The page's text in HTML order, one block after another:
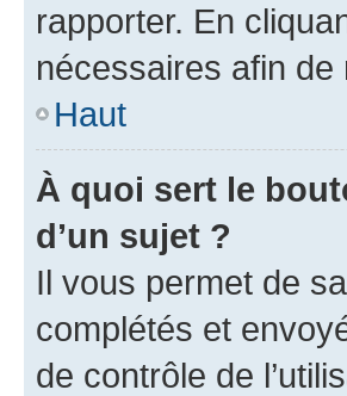
rapporter. En
nécessaires afin
Haut
À quoi sert le
d’un sujet ?
Il vous permet de
complétés et
de contrôle de